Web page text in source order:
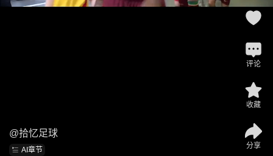
@拾忆足球
AI章节
评论
收藏
分享